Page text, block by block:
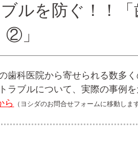
ルを防ぐ！！
②」
歯科医院から寄せられる数多く
ラブルについて、実際の事例
ら （ヨシダのお問合せフォームに移動します